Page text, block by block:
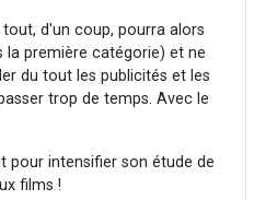
d'un coup, pourra alors
la première catégorie) et ne
du tout les publicités et les
trop de temps. Avec le
pour intensifier son étude de
films !